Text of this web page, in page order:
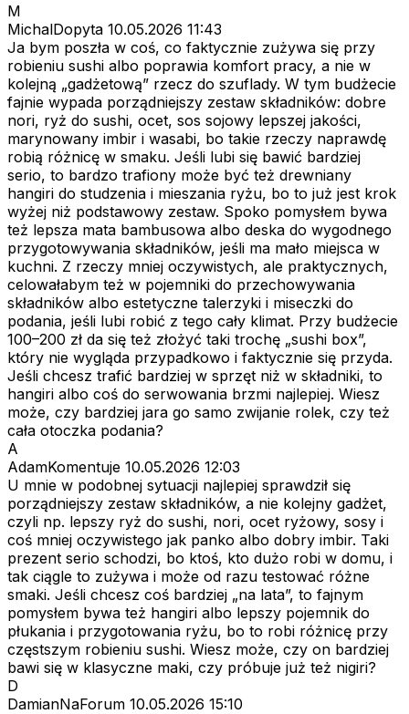
M
MichalDopyta 10.05.2026 11:43
Ja bym poszła w coś, co faktycznie zużywa się przy
robieniu sushi albo poprawia komfort pracy, a nie w
kolejną „gadżetową” rzecz do szuflady. W tym budżecie
fajnie wypada porządniejszy zestaw składników: dobre
nori, ryż do sushi, ocet, sos sojowy lepszej jakości,
marynowany imbir i wasabi, bo takie rzeczy naprawdę
robią różnicę w smaku. Jeśli lubi się bawić bardziej
serio, to bardzo trafiony może być też drewniany
hangiri do studzenia i mieszania ryżu, bo to już jest krok
wyżej niż podstawowy zestaw. Spoko pomysłem bywa
też lepsza mata bambusowa albo deska do wygodnego
przygotowywania składników, jeśli ma mało miejsca w
kuchni. Z rzeczy mniej oczywistych, ale praktycznych,
celowałabym też w pojemniki do przechowywania
składników albo estetyczne talerzyki i miseczki do
podania, jeśli lubi robić z tego cały klimat. Przy budżecie
100–200 zł da się też złożyć taki trochę „sushi box”,
który nie wygląda przypadkowo i faktycznie się przyda.
Jeśli chcesz trafić bardziej w sprzęt niż w składniki, to
hangiri albo coś do serwowania brzmi najlepiej. Wiesz
może, czy bardziej jara go samo zwijanie rolek, czy też
cała otoczka podania?
A
AdamKomentuje 10.05.2026 12:03
U mnie w podobnej sytuacji najlepiej sprawdził się
porządniejszy zestaw składników, a nie kolejny gadżet,
czyli np. lepszy ryż do sushi, nori, ocet ryżowy, sosy i
coś mniej oczywistego jak panko albo dobry imbir. Taki
prezent serio schodzi, bo ktoś, kto dużo robi w domu, i
tak ciągle to zużywa i może od razu testować różne
smaki. Jeśli chcesz coś bardziej „na lata”, to fajnym
pomysłem bywa też hangiri albo lepszy pojemnik do
płukania i przygotowania ryżu, bo to robi różnicę przy
częstszym robieniu sushi. Wiesz może, czy on bardziej
bawi się w klasyczne maki, czy próbuje już też nigiri?
D
DamianNaForum 10.05.2026 15:10